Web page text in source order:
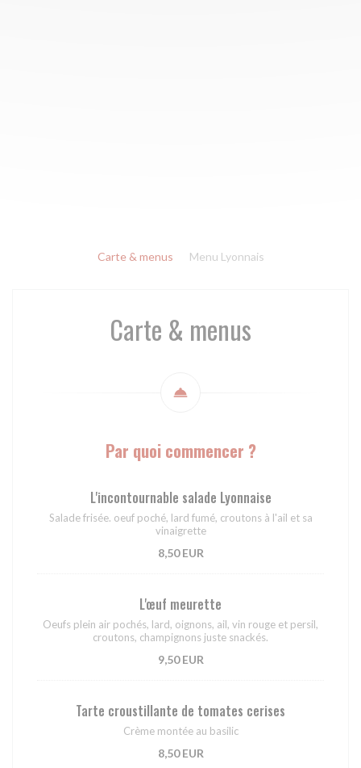
Carte & menus Menu Lyonnais
Carte & menus
Par quoi commencer ?
L'incontournable salade Lyonnaise
Salade frisée. oeuf poché, lard fumé, croutons à l'ail et sa
vinaigrette
8,50 EUR
L'œuf meurette
Oeufs plein air pochés, lard, oignons, ail, vin rouge et persil,
croutons, champignons juste snackés.
9,50 EUR
Tarte croustillante de tomates cerises
Crème montée au basilic
8,50 EUR